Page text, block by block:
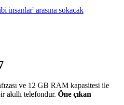
insanlar' arasına sokacak
ve 12 GB RAM kapasitesi ile
akıllı telefondur. Öne çıkan